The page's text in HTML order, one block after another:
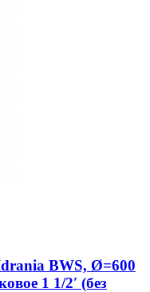
BWS, Ø=600
1 1/2′ (без